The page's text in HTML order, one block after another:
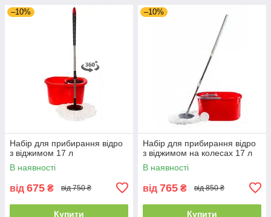
–10%
Набір для прибирання відро
з віджимом 17 л
В наявності
від 675 ₴ від 750 ₴
Купити
–10%
Набір для прибирання відро
з віджимом на колесах 17 л
В наявності
від 765 ₴ від 850 ₴
Купити